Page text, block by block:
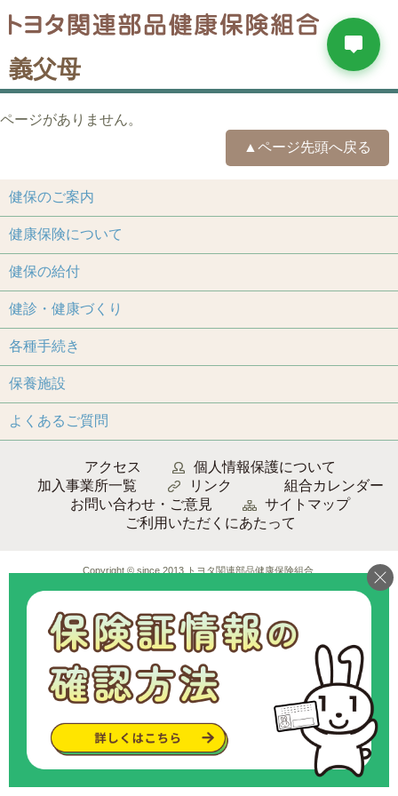
義父母
ページがありません。
▲ページ先頭へ戻る
健保のご案内
健康保険について
健保の給付
健診・健康づくり
各種手続き
保養施設
よくあるご質問
アクセス
個人情報保護について
加入事業所一覧
リンク
組合カレンダー
お問い合わせ・ご意見
サイトマップ
ご利用いただくにあたって
Copyright © since 2013 トヨタ関連部品健康保険組合.